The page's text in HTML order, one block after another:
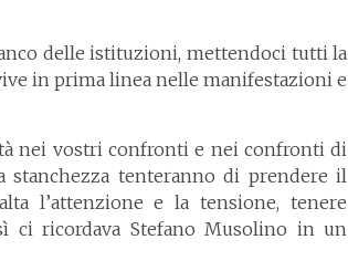
delle istituzioni, mettendoci tutti la
in prima linea nelle manifestazioni e
nei vostri confronti e nei confronti di
tenteranno di prendere il
l’attenzione e la tensione, tenere
ci ricordava Stefano Musolino in un